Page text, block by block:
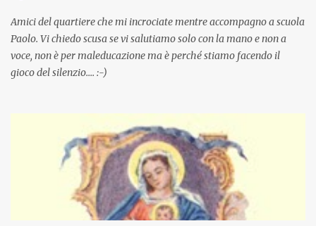
Amici del quartiere che mi incrociate mentre accompagno a scuola
Paolo. Vi chiedo scusa se vi salutiamo solo con la mano e non a
voce, non è per maleducazione ma è perché stiamo facendo il
gioco del silenzio.... :-)